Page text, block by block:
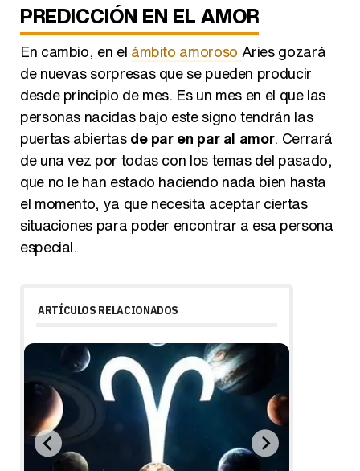
PREDICCIÓN EN EL AMOR
En cambio, en el ámbito amoroso Aries gozará
de nuevas sorpresas que se pueden producir
desde principio de mes. Es un mes en el que las
personas nacidas bajo este signo tendrán las
puertas abiertasde par en par al amor. Cerrará
de una vez por todas con los temas del pasado,
que no le han estado haciendo nada bien hasta
el momento, ya que necesita aceptar ciertas
situaciones para poder encontrar a esa persona
especial.
ARTÍCULOS RELACIONADOS